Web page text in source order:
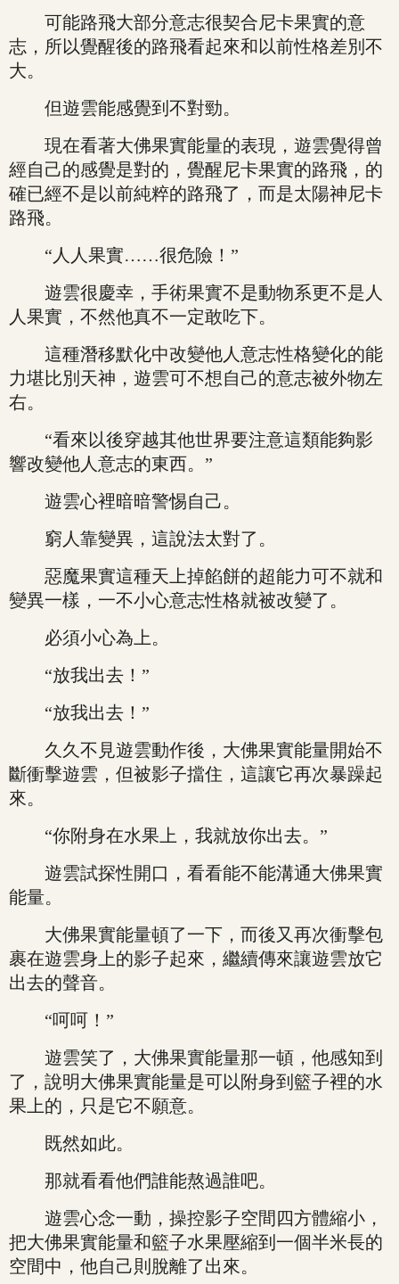
可能路飛大部分意志很契合尼卡果實的意
志，所以覺醒後的路飛看起來和以前性格差別不
大。
但遊雲能感覺到不對勁。
現在看著大佛果實能量的表現，遊雲覺得曾
經自己的感覺是對的，覺醒尼卡果實的路飛，的
確已經不是以前純粹的路飛了，而是太陽神尼卡
路飛。
“人人果實……很危險！”
遊雲很慶幸，手術果實不是動物系更不是人
人果實，不然他真不一定敢吃下。
這種潛移默化中改變他人意志性格變化的能
力堪比別天神，遊雲可不想自己的意志被外物左
右。
“看來以後穿越其他世界要注意這類能夠影
響改變他人意志的東西。”
遊雲心裡暗暗警惕自己。
窮人靠變異，這說法太對了。
惡魔果實這種天上掉餡餅的超能力可不就和
變異一樣，一不小心意志性格就被改變了。
必須小心為上。
“放我出去！”
“放我出去！”
久久不見遊雲動作後，大佛果實能量開始不
斷衝擊遊雲，但被影子擋住，這讓它再次暴躁起
來。
“你附身在水果上，我就放你出去。”
遊雲試探性開口，看看能不能溝通大佛果實
能量。
大佛果實能量頓了一下，而後又再次衝擊包
裹在遊雲身上的影子起來，繼續傳來讓遊雲放它
出去的聲音。
“呵呵！”
遊雲笑了，大佛果實能量那一頓，他感知到
了，說明大佛果實能量是可以附身到籃子裡的水
果上的，只是它不願意。
既然如此。
那就看看他們誰能熬過誰吧。
遊雲心念一動，操控影子空間四方體縮小，
把大佛果實能量和籃子水果壓縮到一個半米長的
空間中，他自己則脫離了出來。